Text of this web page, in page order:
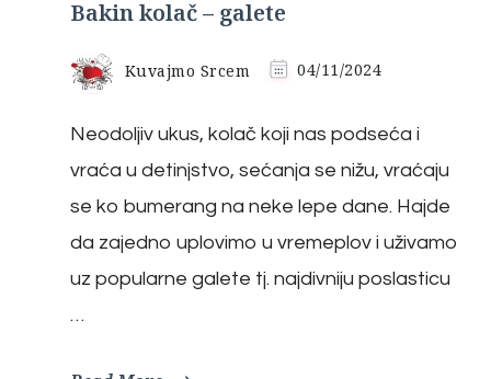
Bakin kolač – galete
Kuvajmo Srcem 04/11/2024
Neodoljiv ukus, kolač koji nas podseća i
vraća u detinjstvo, sećanja se nižu, vraćaju
se ko bumerang na neke lepe dane. Hajde
da zajedno uplovimo u vremeplov i uživamo
uz popularne galete tj. najdivniju poslasticu
…